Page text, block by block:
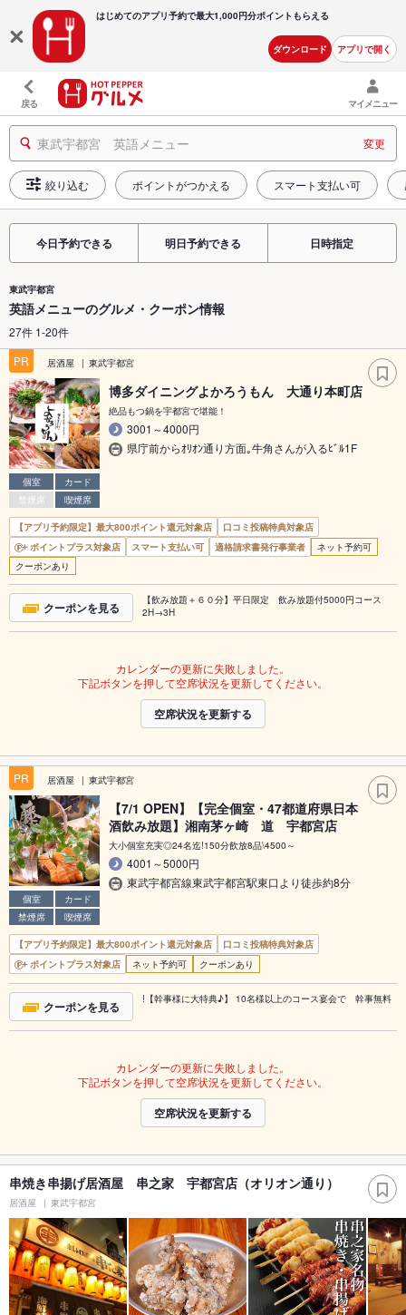
はじめてのアプリ予約で最大1,000円分ポイントもらえる
ダウンロード アプリで開く
戻る マイメニュー
東武宇都宮 英語メニュー 変更
絞り込む ポイントがつかえる スマート支払い可
今日予約できる 明日予約できる 日時指定
東武宇都宮
英語メニューのグルメ・クーポン情報
27件 1-20件
PR
居酒屋 東武宇都宮
個室
カード
禁煙席
喫煙席
博多ダイニングよかろうもん 大通り本町店
絶品もつ鍋を宇都宮で堪能！
3001～4000円
県庁前からｵﾘｵﾝ通り方面｡牛角さんが入るﾋﾞﾙ1F
【アプリ予約限定】最大800ポイント還元対象店
口コミ投稿特典対象店
ポイントプラス対象店
スマート支払い可 適格請求書発行事業者
ネット予約可
クーポンあり
クーポンを見る
【飲み放題＋６０分】平日限定 飲み放題付5000円コース
2H→3H
カレンダーの更新に失敗しました。
下記ボタンを押して空席状況を更新してください。
空席状況を更新する
PR 居酒屋 東武宇都宮
個室
カード
禁煙席
喫煙席
【7/1 OPEN】【完全個室・47都道府県日本
酒飲み放題】湘南茅ヶ崎 道 宇都宮店
大小個室充実◎24名迄!150分飲放8品\4500～
4001～5000円
東武宇都宮線東武宇都宮駅東口より徒歩約8分
【アプリ予約限定】最大800ポイント還元対象店
口コミ投稿特典対象店
ポイントプラス対象店
ネット予約可 クーポンあり
クーポンを見る !【幹事様に大特典♪】 10名様以上のコース宴会で 幹事無料
カレンダーの更新に失敗しました。
下記ボタンを押して空席状況を更新してください。
空席状況を更新する
串焼き串揚げ居酒屋 串之家 宇都宮店（オリオン通り）
居酒屋 東武宇都宮